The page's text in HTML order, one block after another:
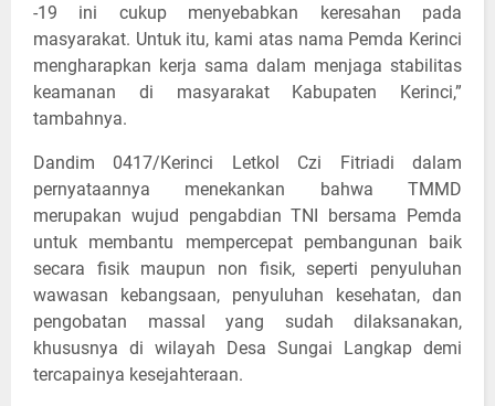
-19 ini cukup menyebabkan keresahan pada
masyarakat. Untuk itu, kami atas nama Pemda Kerinci
mengharapkan kerja sama dalam menjaga stabilitas
keamanan di masyarakat Kabupaten Kerinci,”
tambahnya.
Dandim 0417/Kerinci Letkol Czi Fitriadi dalam
pernyataannya menekankan bahwa TMMD
merupakan wujud pengabdian TNI bersama Pemda
untuk membantu mempercepat pembangunan baik
secara fisik maupun non fisik, seperti penyuluhan
wawasan kebangsaan, penyuluhan kesehatan, dan
pengobatan massal yang sudah dilaksanakan,
khususnya di wilayah Desa Sungai Langkap demi
tercapainya kesejahteraan.